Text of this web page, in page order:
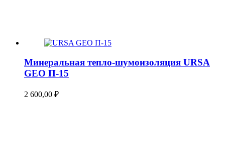
Минеральная тепло-шумоизоляция URSA
GEO П-15
2 600,00 ₽